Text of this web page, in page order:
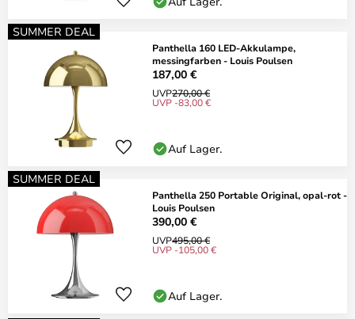
SUMMER DEAL
Panthella 160 LED-Akkulampe,
messingfarben - Louis Poulsen
187,00 €
UVP270,00 €
UVP -83,00 €
Auf Lager.
SUMMER DEAL
Panthella 250 Portable Original, opal-rot -
Louis Poulsen
390,00 €
UVP495,00 €
UVP -105,00 €
Auf Lager.